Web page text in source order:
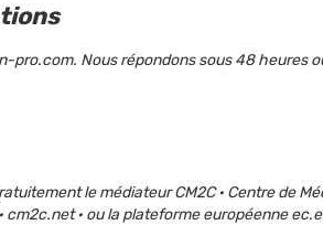
Nous répondons sous 48 heures
le médiateur CM2C · Centre de
cm2c.net · ou la plateforme européenne